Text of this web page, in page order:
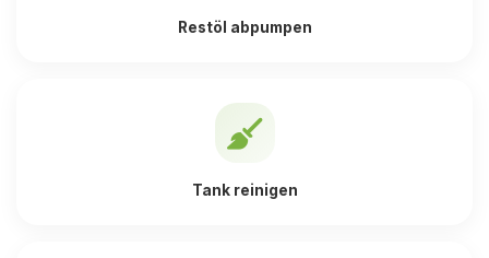
Restöl abpumpen
Tank reinigen